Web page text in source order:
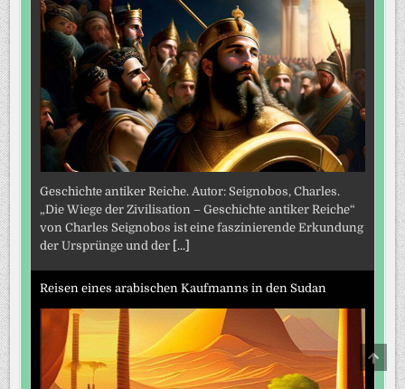
Geschichte antiker Reiche. Autor: Seignobos, Charles.
„Die Wiege der Zivilisation – Geschichte antiker Reiche“
von Charles Seignobos ist eine faszinierende Erkundung
der Ursprünge und der [...]
Reisen eines arabischen Kaufmanns in den Sudan
TO
TOP